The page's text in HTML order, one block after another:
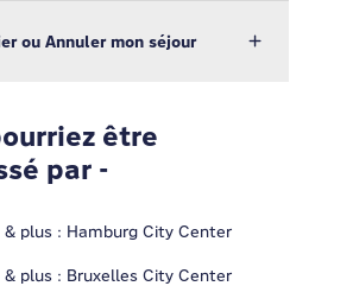
ou Annuler mon séjour
être
par -
& plus : Hamburg City Center
& plus : Bruxelles City Center